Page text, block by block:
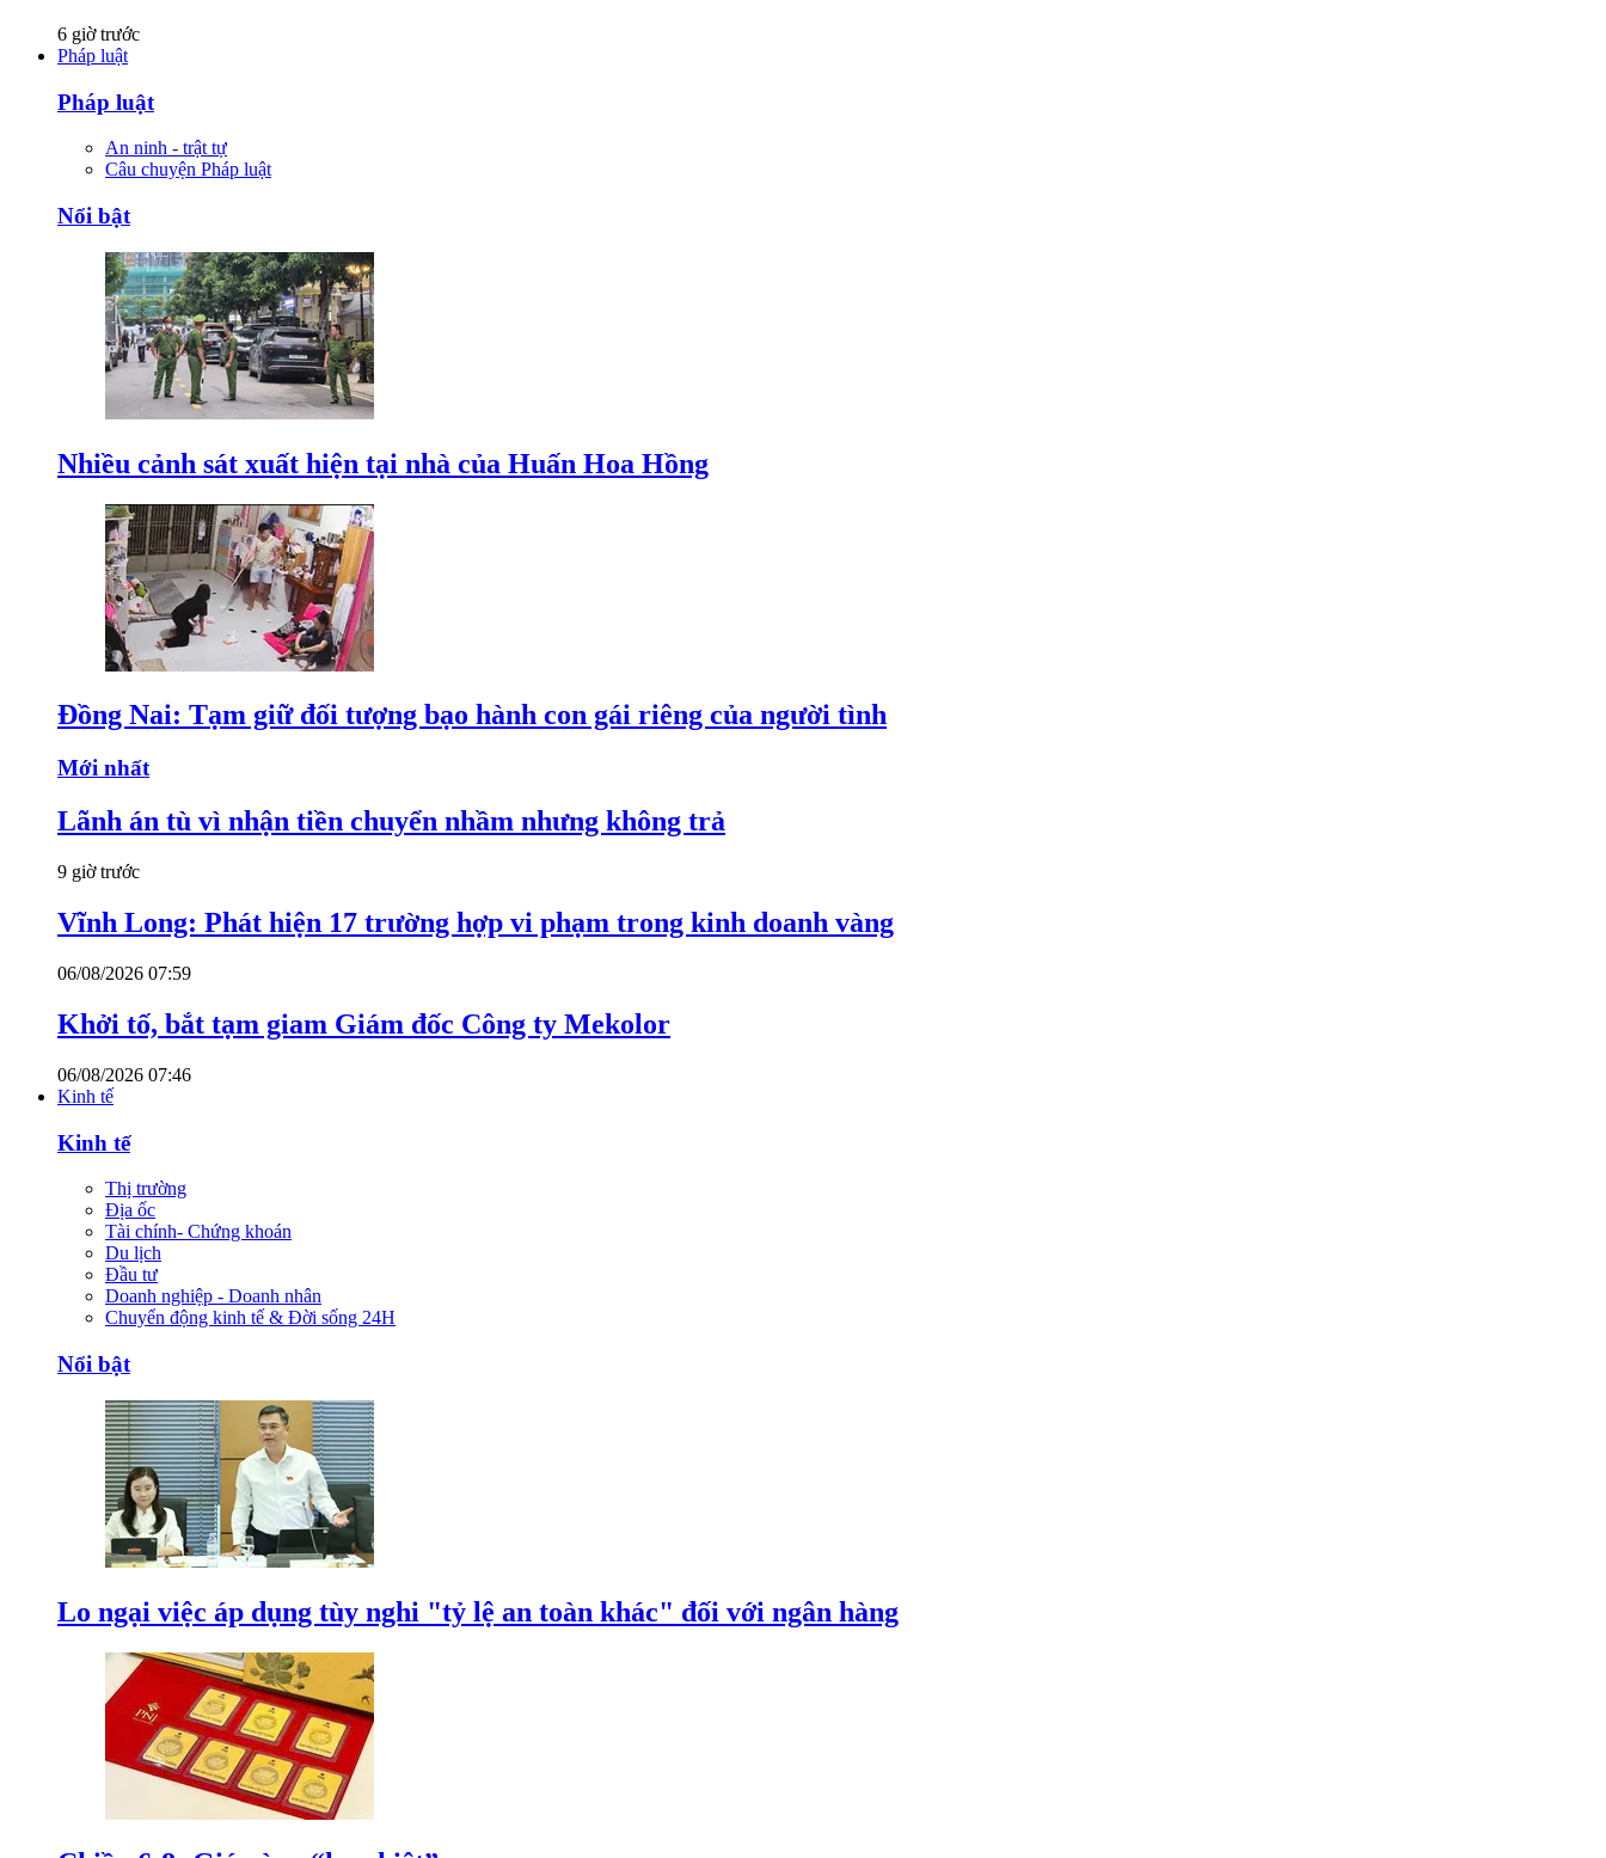
6 giờ trước
Pháp luật
Pháp luật
An ninh - trật tự
Câu chuyện Pháp luật
Nổi bật
Nhiều cảnh sát xuất hiện tại nhà của Huấn Hoa Hồng
Đồng Nai: Tạm giữ đối tượng bạo hành con gái riêng của người tình
Mới nhất
Lãnh án tù vì nhận tiền chuyển nhầm nhưng không trả
9 giờ trước
Vĩnh Long: Phát hiện 17 trường hợp vi phạm trong kinh doanh vàng
06/08/2026 07:59
Khởi tố, bắt tạm giam Giám đốc Công ty Mekolor
06/08/2026 07:46
Kinh tế
Kinh tế
Thị trường
Địa ốc
Tài chính- Chứng khoán
Du lịch
Đầu tư
Doanh nghiệp - Doanh nhân
Chuyển động kinh tế & Đời sống 24H
Nổi bật
Lo ngại việc áp dụng tùy nghi "tỷ lệ an toàn khác" đối với ngân hàng